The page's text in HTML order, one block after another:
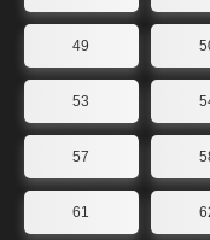
49
53
57
61